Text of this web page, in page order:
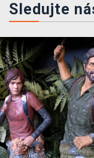
Sledujte